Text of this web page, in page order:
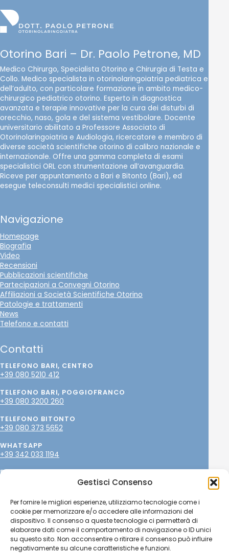
Gestisci Consenso
Per fornire le migliori esperienze, utilizziamo tecnologie come i
cookie per memorizzare e/o accedere alle informazioni del
dispositivo. Il consenso a queste tecnologie ci permetterà di
elaborare dati come il comportamento di navigazione o ID unici
su questo sito. Non acconsentire o ritirare il consenso può influire
negativamente su alcune caratteristiche e funzioni.
Otorino Bari – Dr. Paolo Petrone, MD
Medico Chirurgo, Specialista Otorino e Chirurgia di Testa e
Collo. Medico specialista in otorinolaringoiatria pediatrica e
dell’adulto, con particolare formazione in ambito medico-
chirurgico pediatrico otorino. Esperto in diagnostica
avanzata e terapie innovative per la cura dei disturbi di
orecchio, naso, gola e del sistema vestibolare. Docente
universitario abilitato a Professore Associato di
Otorinolaringoiatria e Audiologia, ricercatore e membro di
diverse società scientifiche otorino di calibro nazionale e
internazionale. Offre una gamma completa di esami
specialistici ORL con strumentazione all’avanguardia.
Riceve per appuntamento a Bari e Bitonto (Bari), ed
esegue teleconsulti medici specialistici online.
Navigazione
Homepage
Biografia
Video
Recensioni
Pubblicazioni scientifiche
Partecipazioni a Convegni Otorino
Affiliazioni a Società Scientifiche Otorino
Patologie e trattamenti
News
Telefono e contatti
Contatti
TELEFONO BARI, CENTRO
+39 080 5210 412
TELEFONO BARI, POGGIOFRANCO
+39 080 3200 260
TELEFONO BITONTO
+39 080 373 5652
WHATSAPP
+39 342 033 1194
EMAIL
SOCIAL